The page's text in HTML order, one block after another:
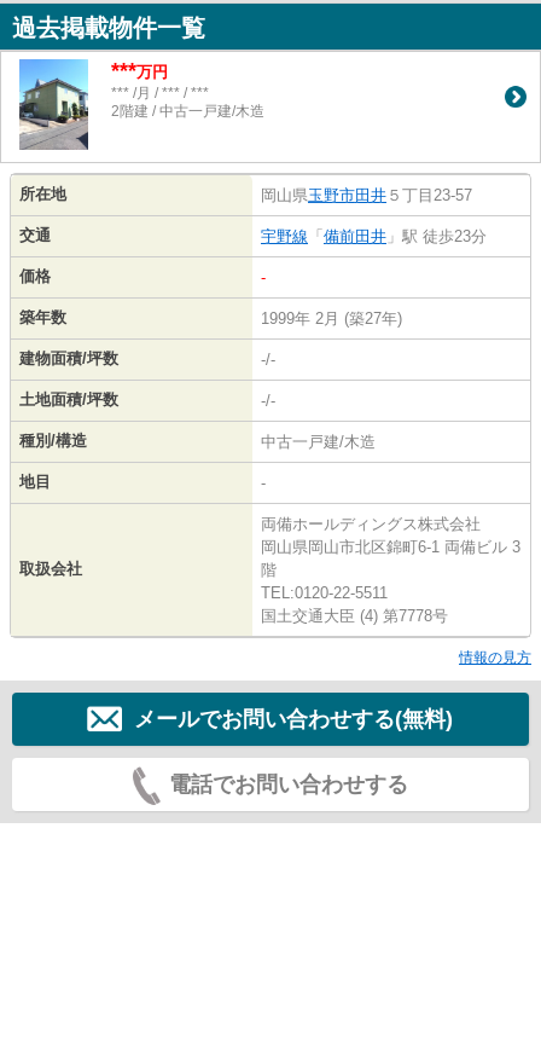
過去掲載物件一覧
***万円
*** /月 / *** / ***
2階建 / 中古一戸建/木造
所在地 岡山県玉野市田井 ５丁目23-57
交通 宇野線 「備前田井 」駅 徒歩23分
価格 -
築年数 1999年 2月 (築27年)
建物面積/坪数 -/-
土地面積/坪数 -/-
種別/構造 中古一戸建/木造
地目 -
取扱会社
両備ホールディングス株式会社
岡山県岡山市北区錦町6-1 両備ビル 3
階
TEL:0120-22-5511
国土交通大臣 (4) 第7778号
情報の見方
メールでお問い合わせする(無料)
電話でお問い合わせする